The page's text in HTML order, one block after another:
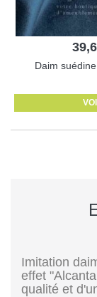
Daim
Imitation
effet
qualité et